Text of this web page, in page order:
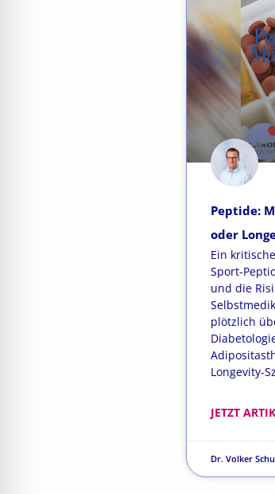
Peptide:
oder
Ein
Sport-
und die
plötzlich
Longevity-
JETZT
Dr. Volker